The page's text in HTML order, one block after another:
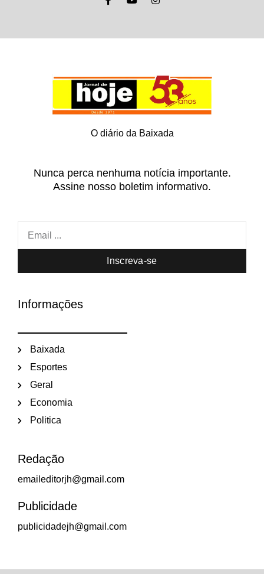
O diário da Baixada
Nunca perca nenhuma notícia importante.
Assine nosso boletim informativo.
Inscreva-se
Informações
Baixada
Esportes
Geral
Economia
Politica
Redação
emaileditorjh@gmail.com
Publicidade
publicidadejh@gmail.com